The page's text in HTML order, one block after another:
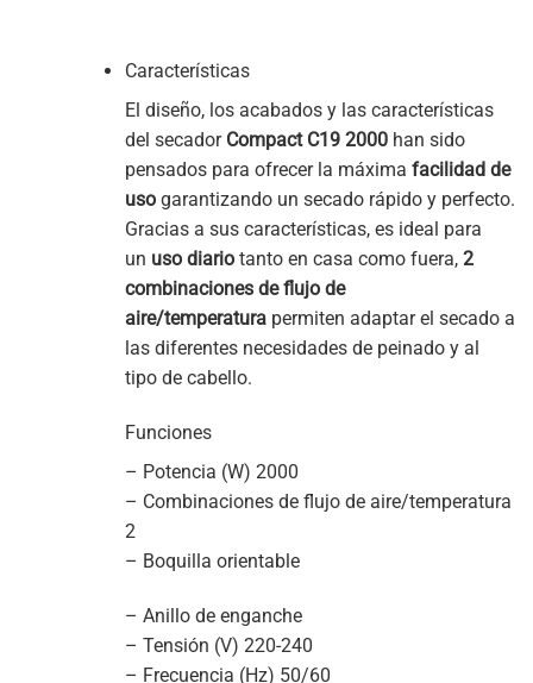
Características
El diseño, los acabados y las características
del secador Compact C19 2000han sido
pensados para ofrecer la máxima facilidad de
usogarantizando un secado rápido y perfecto.
Gracias a sus características, es ideal para
un uso diariotanto en casa como fuera, 2
combinaciones de flujo de
aire/temperaturapermiten adaptar el secado a
las diferentes necesidades de peinado y al
tipo de cabello.
Funciones
– Potencia (W) 2000
– Combinaciones de flujo de aire/temperatura
2
– Boquilla orientable
– Anillo de enganche
– Tensión (V) 220-240
– Frecuencia (Hz) 50/60